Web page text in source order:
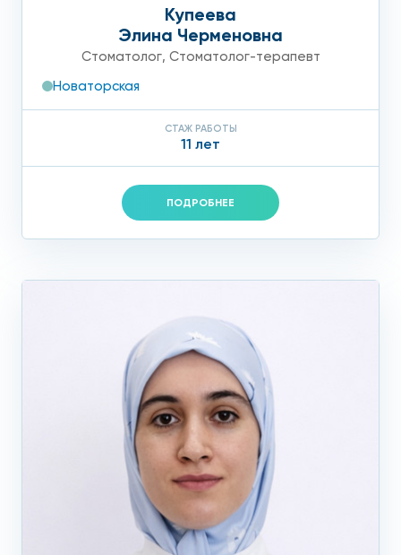
Купеева
Элина Черменовна
Стоматолог, Стоматолог-терапевт
Новаторская
СТАЖ РАБОТЫ
11 лет
ПОДРОБНЕЕ